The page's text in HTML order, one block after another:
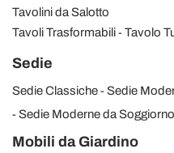
Tavolini da Salotto
Tavoli Trasformabili
Tavolo
Sedie
Sedie Classiche
Sedie
Sedie Moderne da Soggiorno
Mobili da Giardino